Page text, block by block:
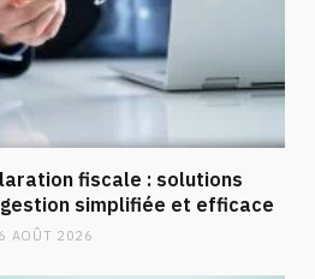
fiscale : solutions
simplifiée et efficace
6 AOÛT 2026